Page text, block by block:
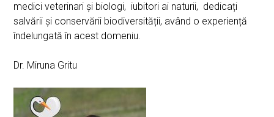
medici veterinari și biologi, iubitori ai naturii, dedicați
salvării și conservării biodiversității, având o experiență
îndelungată în acest domeniu.
Dr. Miruna Gritu